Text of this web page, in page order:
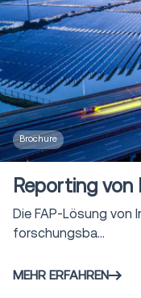
Brochure
Reporting
Die FAP-Lösung von
forschungsba...
MEHR ERFAHREN